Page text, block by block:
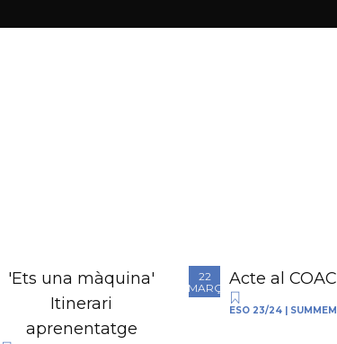
'Ets una màquina'
Itinerari
aprenentatge
22
MARÇ
Acte al COAC
ESO 23/24 | SUMMEM